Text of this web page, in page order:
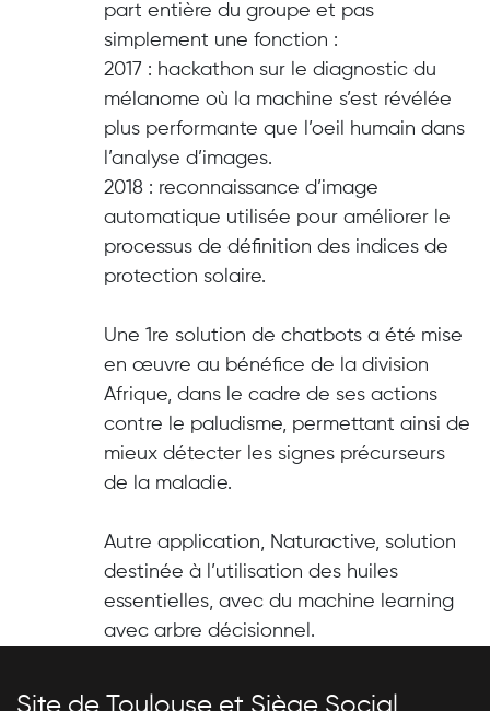
part entière du groupe et pas
simplement une fonction :
2017 : hackathon sur le diagnostic du
mélanome où la machine s’est révélée
plus performante que l’oeil humain dans
l’analyse d’images.
2018 : reconnaissance d’image
automatique utilisée pour améliorer le
processus de définition des indices de
protection solaire.
Une 1re solution de chatbots a été mise
en œuvre au bénéfice de la division
Afrique, dans le cadre de ses actions
contre le paludisme, permettant ainsi de
mieux détecter les signes précurseurs
de la maladie.
Autre application, Naturactive, solution
destinée à l’utilisation des huiles
essentielles, avec du machine learning
avec arbre décisionnel.